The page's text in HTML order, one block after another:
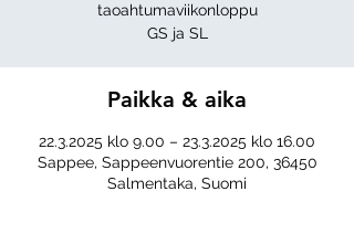
taoahtumaviikonloppu
GS ja SL
Paikka & aika
22.3.2025 klo 9.00 – 23.3.2025 klo 16.00
Sappee, Sappeenvuorentie 200, 36450
Salmentaka, Suomi